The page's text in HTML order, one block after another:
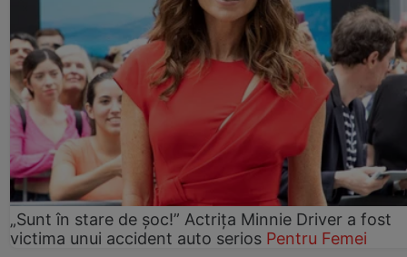
„Sunt în stare de șoc!” Actrița Minnie Driver a fost
victima unui accident auto serios Pentru Femei